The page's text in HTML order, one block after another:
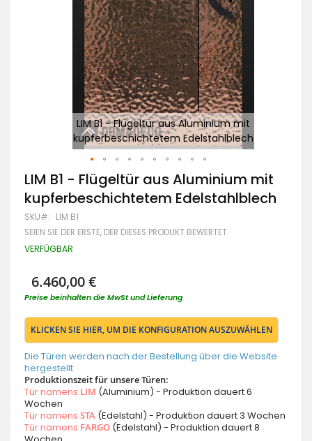
LIM B1 - Flügeltür aus Aluminium mit
kupferbeschichtetem Edelstahlblech
Zum
Anfang
der
Bildgalerie
springen
LIM B1 - Flügeltür aus Aluminium mit
kupferbeschichtetem Edelstahlblech
SKU LIM B1
SEIEN SIE DER ERSTE, DER DIESES PRODUKT BEWERTET
VERFÜGBAR
6.460,00 €
Preise beinhalten die MwSt und Lieferung
KLICKEN SIE HIER, UM DIE KONFIGURATION AUSZUWÄHLEN
Die Türen werden nach der Bestellung über die Website
hergestellt
Produktionszeit für unsere Türen:
Tür namens LIM (Aluminium) - Produktion dauert 6
Wochen
Tür namens STA (Edelstahl) - Produktion dauert 3 Wochen
Tür namens FARGO (Edelstahl) - Produktion dauert 8